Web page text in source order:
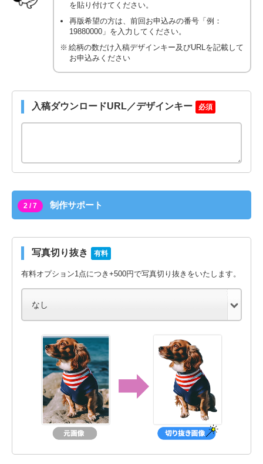
を貼り付けてください。
再版希望の方は、前回お申込みの番号「例：
19880000」を入力してください。
絵柄の数だけ入稿デザインキー及びURLを記載して
お申込みください
入稿ダウンロードURL／デザインキー 必須
2 / 7 制作サポート
写真切り抜き 有料
有料オプション1点につき+500円で写真切り抜きをいたします。